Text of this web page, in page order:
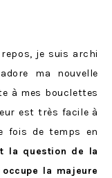
je suis archi
ma nouvelle
à mes bouclettes
est très facile à
fois de temps en
la question de la
la majeure